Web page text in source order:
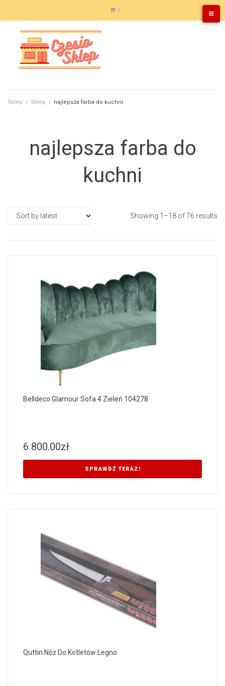
0
Sklep / Sklep / najlepsza farba do kuchni
najlepsza farba do
kuchni
Showing 1–18 of 76 results
Belldeco Glamour Sofa 4 Zieleń 104278
6 800.00zł
SPRAWDŹ TERAZ!
Quttin Nóż Do Kotletów Legno